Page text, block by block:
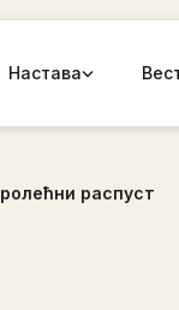
Настава
распуст